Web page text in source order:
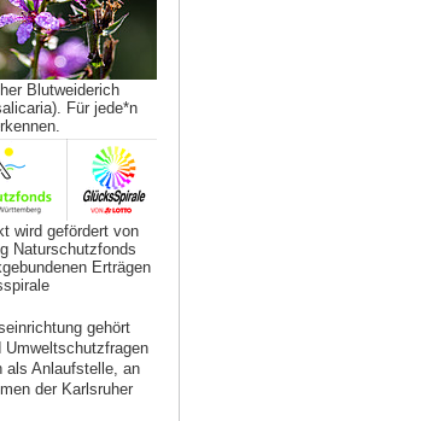
Blutweiderich
Für jede*n
wird gefördert von
Naturschutzfonds
Erträgen
gehört
Umweltschutzfragen
Anlaufstelle, an
der Karlsruher